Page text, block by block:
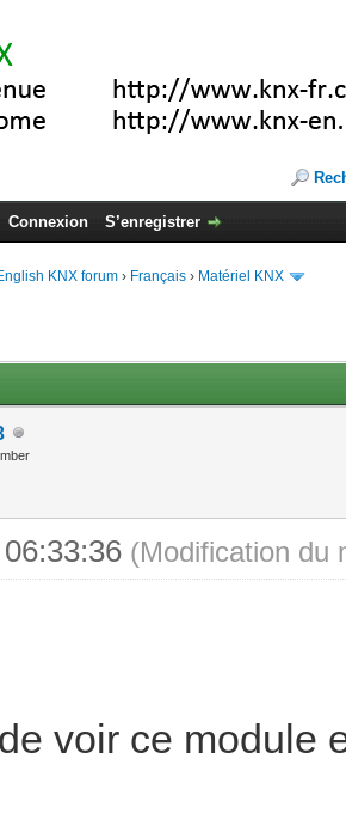
Connexion S’enregistrer
KNX forum › Français › Matériel KNX
(Modification du
voir ce module